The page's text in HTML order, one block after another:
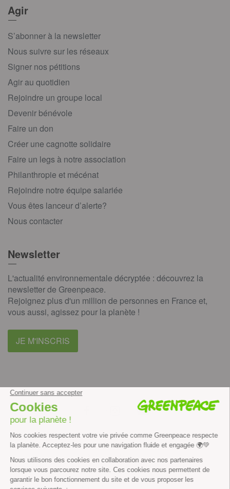
Agir
S’abonner à la newsletter
Nous suivre sur les réseaux
Signer nos pétitions
Agir au quotidien
Rejoindre un groupe local
Devenir bénévole
Faire un don
Créer une cagnotte solidaire
Faire un legs à notre association
Philanthropie et mécénat
Rejoindre notre équipe salariée
Vous êtes lanceur d’alerte?
Nous contacter
Newsletter
L'actualité environnementale décryptée : découvrez la
newsletter de Greenpeace.
Rejoignez plus d'un million de personnes en France et,
vous aussi, agissez pour la planète !
JE M'INSCRIS
instagramyoutube
Contenus et propriété intellectuelle
Mentions légales
Politique de confidentialité
Les autres sites de Greenpeace
dans le monde